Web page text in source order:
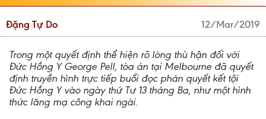
Đặng Tự Do 12/Mar/2019
Trong một quyết định thể hiện rõ lòng thù hận đối với
Đức Hồng Y George Pell, tòa án tại Melbourne đã quyết
định truyền hình trực tiếp buổi đọc phán quyết kết tội
Đức Hồng Y vào ngày thứ Tư 13 tháng Ba, như một hình
thức lăng mạ công khai ngài.